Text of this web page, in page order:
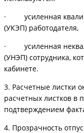
· усиленная
(УКЭП) работодателя,
· усиленная
(УНЭП) сотрудника,
кабинете.
3. Расчетные листки
расчетных листков в
подтверждением
4. Прозрачность